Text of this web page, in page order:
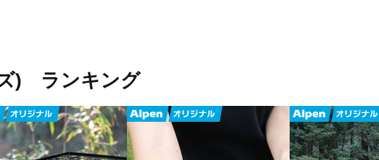
) ランキング